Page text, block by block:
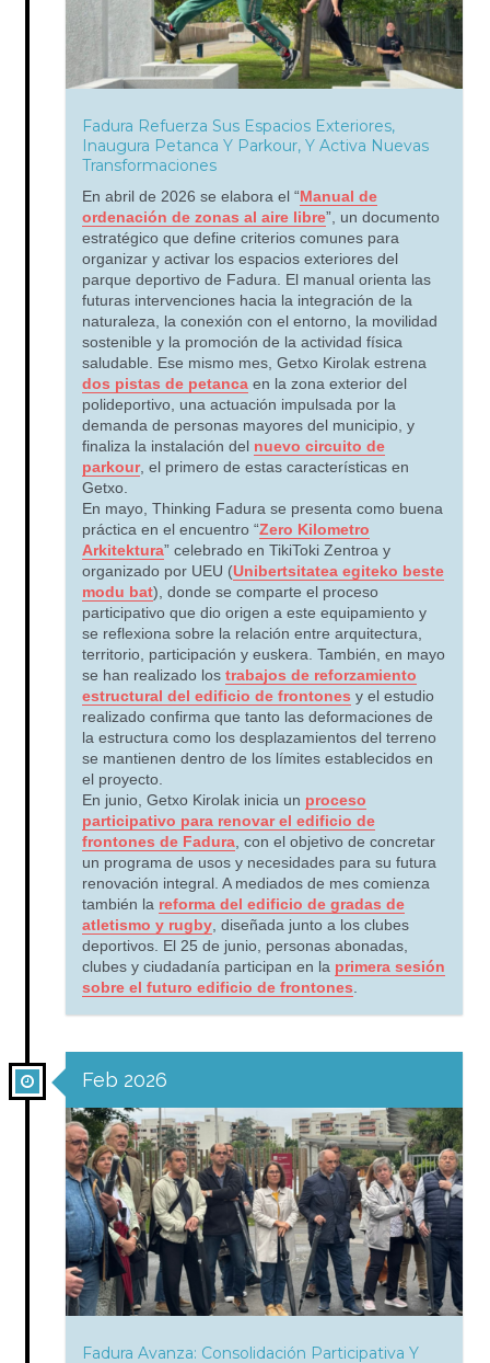
Fadura Refuerza Sus Espacios Exteriores,
Inaugura Petanca Y Parkour, Y Activa Nuevas
Transformaciones
En abril de 2026 se elabora el “Manual de
ordenación de zonas al aire libre”, un documento
estratégico que define criterios comunes para
organizar y activar los espacios exteriores del
parque deportivo de Fadura. El manual orienta las
futuras intervenciones hacia la integración de la
naturaleza, la conexión con el entorno, la movilidad
sostenible y la promoción de la actividad física
saludable. Ese mismo mes, Getxo Kirolak estrena
dos pistas de petanca en la zona exterior del
polideportivo, una actuación impulsada por la
demanda de personas mayores del municipio, y
finaliza la instalación del nuevo circuito de
parkour, el primero de estas características en
Getxo.
En mayo, Thinking Fadura se presenta como buena
práctica en el encuentro “Zero Kilometro
Arkitektura” celebrado en TikiToki Zentroa y
organizado por UEU (Unibertsitatea egiteko beste
modu bat), donde se comparte el proceso
participativo que dio origen a este equipamiento y
se reflexiona sobre la relación entre arquitectura,
territorio, participación y euskera. También, en mayo
se han realizado los trabajos de reforzamiento
estructural del edificio de frontones y el estudio
realizado confirma que tanto las deformaciones de
la estructura como los desplazamientos del terreno
se mantienen dentro de los límites establecidos en
el proyecto.
En junio, Getxo Kirolak inicia un proceso
participativo para renovar el edificio de
frontones de Fadura , con el objetivo de concretar
un programa de usos y necesidades para su futura
renovación integral. A mediados de mes comienza
también la reforma del edificio de gradas de
atletismo y rugby , diseñada junto a los clubes
deportivos. El 25 de junio, personas abonadas,
clubes y ciudadanía participan en la primera sesión
sobre el futuro edificio de frontones
Feb 2026
Fadura Avanza: Consolidación Participativa Y